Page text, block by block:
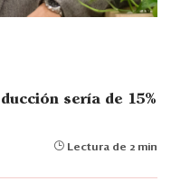
sería de 15%
Lectura de 2 min